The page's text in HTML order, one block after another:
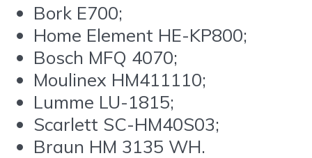
Bork E700;
Home Element HE-KP800;
Bosch MFQ 4070;
Moulinex HM411110;
Lumme LU-1815;
Scarlett SC-HM40S03;
Braun HM 3135 WH.